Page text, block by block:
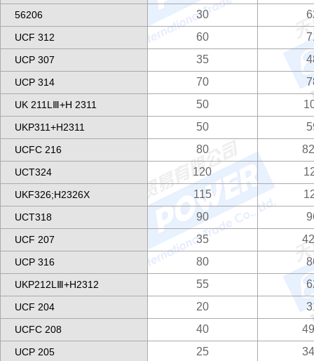
56206 30
UCF 312 60
UCP 307 35
UCP 314 70
UK 211LⅢ+H 2311 50
UKP311+H2311 50
UCFC 216 80
UCT324 120
UKF326;H2326X 115
UCT318 90
UCF 207 35
UCP 316 80
UKP212LⅢ+H2312 55
UCF 204 20
UCFC 208 40
UCP 205 25